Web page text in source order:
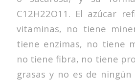
C12H22O11. El azúcar
vitaminas, no tiene
tiene enzimas, no tiene
no tiene fibra, no tiene
grasas y no es de